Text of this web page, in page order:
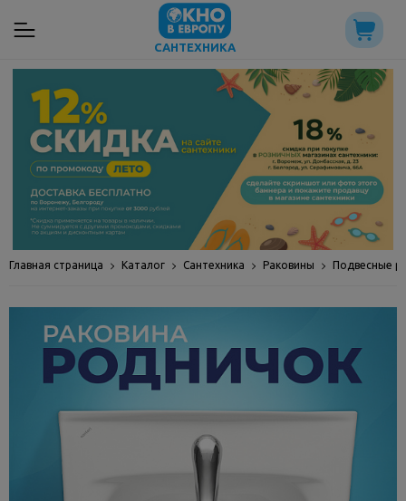
САНТЕХНИКА
Главная страница Каталог Сантехника Раковины Подвесные